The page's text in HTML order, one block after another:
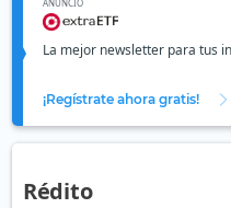
ANUNCIO
La mejor newsletter para tus
¡Regístrate ahora gratis!
Rédito